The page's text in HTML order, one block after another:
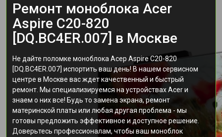
Ремонт моноблока Acer
Aspire C20-820
[DQ.BC4ER.007] в Москве
Не дайте поломке моноблока Асер Aspire C20-820
[DQ.BC4ER.007] испортить ваш день! В нашем сервисном
центре в Москве вас ждет качественный и быстрый
ремонт. Мы специализируемся на устройствах Acer и
знаем о них все! Будь то замена экрана, ремонт
материнской платы или любая другая проблема - мы
готовы предложить эффективное и доступное решение.
Доверьтесь профессионалам, чтобы ваш моноблок